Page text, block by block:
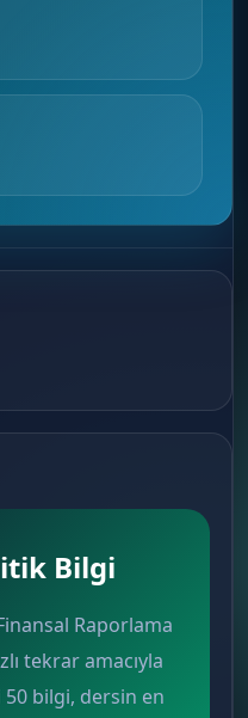
Bilgi
Raporlama
tekrar amacıyla
50 bilgi, dersin en